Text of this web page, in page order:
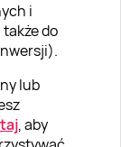
i
do
lub
, aby